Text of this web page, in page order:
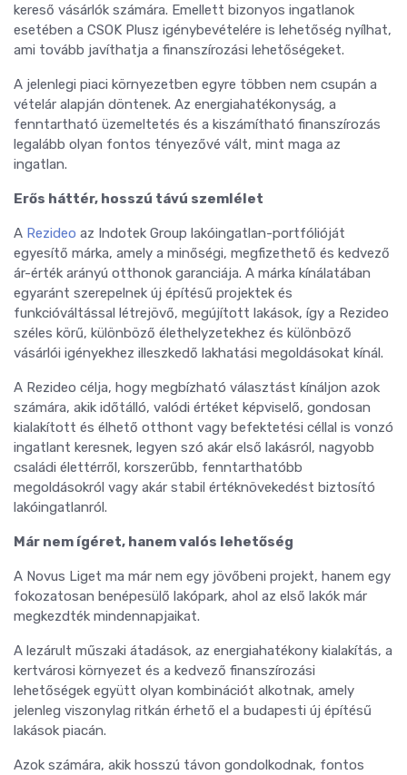
kereső vásárlók számára. Emellett bizonyos ingatlanok
esetében a CSOK Plusz igénybevételére is lehetőség nyílhat,
ami tovább javíthatja a finanszírozási lehetőségeket.
A jelenlegi piaci környezetben egyre többen nem csupán a
vételár alapján döntenek. Az energiahatékonyság, a
fenntartható üzemeltetés és a kiszámítható finanszírozás
legalább olyan fontos tényezővé vált, mint maga az
ingatlan.
Erős háttér, hosszú távú szemlélet
A Rezideo az Indotek Group lakóingatlan-portfólióját
egyesítő márka, amely a minőségi, megfizethető és kedvező
ár-érték arányú otthonok garanciája. A márka kínálatában
egyaránt szerepelnek új építésű projektek és
funkcióváltással létrejövő, megújított lakások, így a Rezideo
széles körű, különböző élethelyzetekhez és különböző
vásárlói igényekhez illeszkedő lakhatási megoldásokat kínál.
A Rezideo célja, hogy megbízható választást kínáljon azok
számára, akik időtálló, valódi értéket képviselő, gondosan
kialakított és élhető otthont vagy befektetési céllal is vonzó
ingatlant keresnek, legyen szó akár első lakásról, nagyobb
családi élettérről, korszerűbb, fenntarthatóbb
megoldásokról vagy akár stabil értéknövekedést biztosító
lakóingatlanról.
Már nem ígéret, hanem valós lehetőség
A Novus Liget ma már nem egy jövőbeni projekt, hanem egy
fokozatosan benépesülő lakópark, ahol az első lakók már
megkezdték mindennapjaikat.
A lezárult műszaki átadások, az energiahatékony kialakítás, a
kertvárosi környezet és a kedvező finanszírozási
lehetőségek együtt olyan kombinációt alkotnak, amely
jelenleg viszonylag ritkán érhető el a budapesti új építésű
lakások piacán.
Azok számára, akik hosszú távon gondolkodnak, fontos